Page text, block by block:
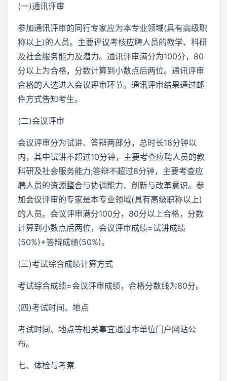
(一)通讯评审
参加通讯评审的同行专家应为本专业领域(具有高级职
称以上)的人员。主要评议考核应聘人员的教学、科研
及社会服务能力及潜力。通讯评审满分为100分，80
分以上为合格，分数计算到小数点后两位。通讯评审
合格的人选进入会议评审环节。通讯评审结果通过邮
件方式告知考生。
(二)会议评审
会议评审分为试讲、答辩两部分，总时长18分钟以
内，其中试讲不超过10分钟，主要考查应聘人员的教
科研及社会服务能力;答辩不超过8分钟，主要考查应
聘人员的资源整合与协调能力、创新与改革意识。参
加会议评审的专家是本专业领域(具有高级职称以上)
的人员。会议评审满分100分，80分以上合格，分数
计算到小数点后两位，会议评审成绩=试讲成绩
(50%)+答辩成绩(50%)。
(三)考试综合成绩计算方式
考试综合成绩=会议评审成绩，合格分数线为80分。
(四)考试时间、地点
考试时间、地点等相关事宜通过本单位门户网站公
布。
七、体检与考察